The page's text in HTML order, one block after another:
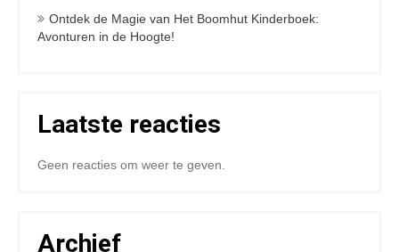
Ontdek de Magie van Het Boomhut Kinderboek:
Avonturen in de Hoogte!
Laatste reacties
Geen reacties om weer te geven.
Archief